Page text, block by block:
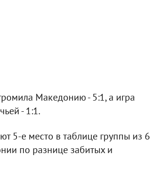
Македонию - 5:1, а игра
- 1:1.
5-е место в таблице группы из 6
по разнице забитых и